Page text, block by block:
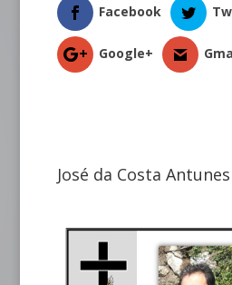
Facebook
Google+
José da Costa Antunes